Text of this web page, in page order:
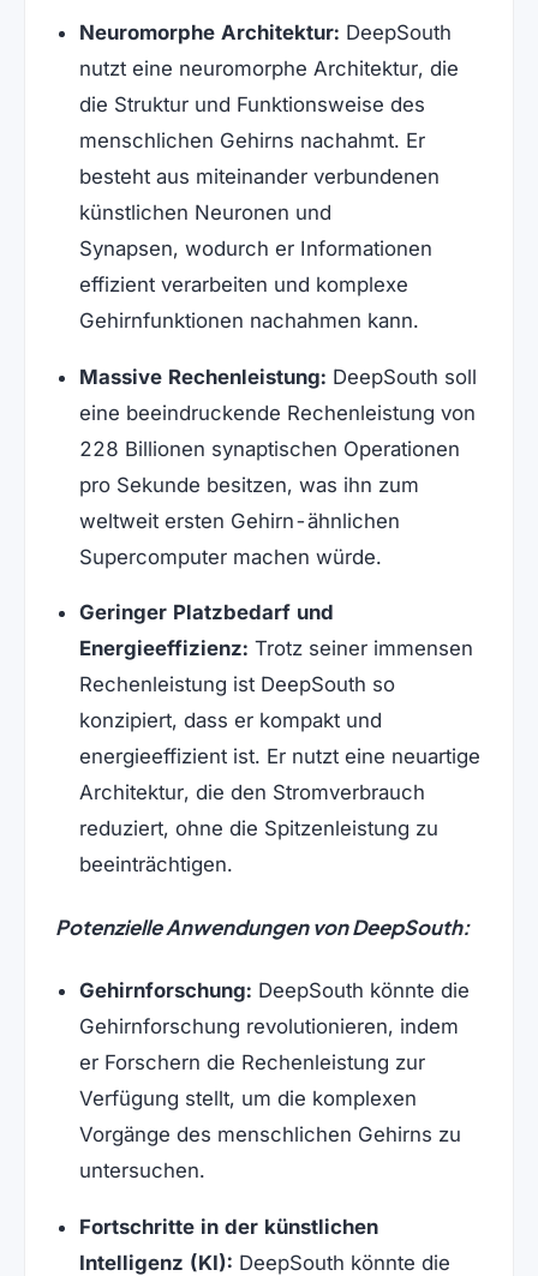
Neuromorphe Architektur: DeepSouth
nutzt eine neuromorphe Architektur, die
die Struktur und Funktionsweise des
menschlichen Gehirns nachahmt. Er
besteht aus miteinander verbundenen
künstlichen Neuronen und
Synapsen, wodurch er Informationen
effizient verarbeiten und komplexe
Gehirnfunktionen nachahmen kann.
Massive Rechenleistung: DeepSouth soll
eine beeindruckende Rechenleistung von
228 Billionen synaptischen Operationen
pro Sekunde besitzen, was ihn zum
weltweit ersten Gehirn-ähnlichen
Supercomputer machen würde.
Geringer Platzbedarf und
Energieeffizienz: Trotz seiner immensen
Rechenleistung ist DeepSouth so
konzipiert, dass er kompakt und
energieeffizient ist. Er nutzt eine neuartige
Architektur, die den Stromverbrauch
reduziert, ohne die Spitzenleistung zu
beeinträchtigen.
Potenzielle Anwendungen von DeepSouth:
Gehirnforschung: DeepSouth könnte die
Gehirnforschung revolutionieren, indem
er Forschern die Rechenleistung zur
Verfügung stellt, um die komplexen
Vorgänge des menschlichen Gehirns zu
untersuchen.
Fortschritte in der künstlichen
Intelligenz (KI): DeepSouth könnte die